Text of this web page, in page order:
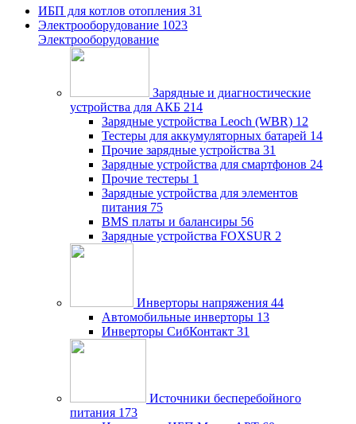
ИБП для котлов отопления 31
Электрооборудование 1023
Электрооборудование
Зарядные и диагностические
устройства для АКБ 214
Зарядные устройства Leoch (WBR) 12
Тестеры для аккумуляторных батарей 14
Прочие зарядные устройства 31
Зарядные устройства для смартфонов 24
Прочие тестеры 1
Зарядные устройства для элементов
питания 75
BMS платы и балансиры 56
Зарядные устройства FOXSUR 2
Инверторы напряжения 44
Автомобильные инверторы 13
Инверторы СибКонтакт 31
Источники бесперебойного
питания 173